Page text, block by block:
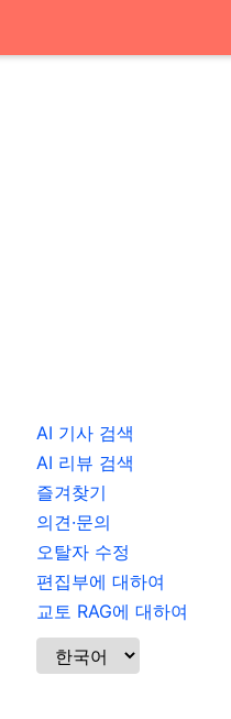
AI 기사 검색
AI 리뷰 검색
즐겨찾기
의견·문의
오탈자 수정
편집부에 대하여
교토 RAG에 대하여